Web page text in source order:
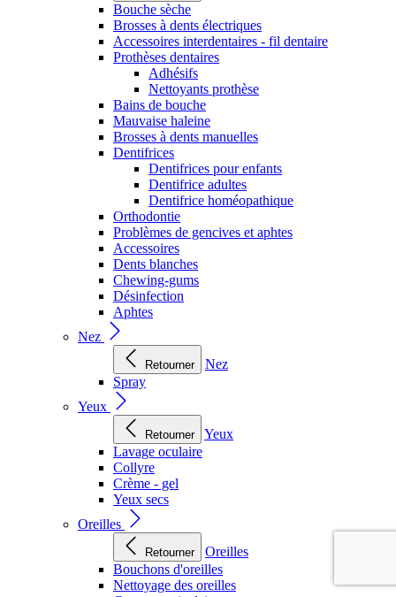
Bouche sèche
Brosses à dents électriques
Accessoires interdentaires - fil dentaire
Prothèses dentaires
Adhésifs
Nettoyants prothèse
Bains de bouche
Mauvaise haleine
Brosses à dents manuelles
Dentifrices
Dentifrices pour enfants
Dentifrice adultes
Dentifrice homéopathique
Orthodontie
Problèmes de gencives et aphtes
Accessoires
Dents blanches
Chewing-gums
Désinfection
Aphtes
Nez
Retourner
Nez
Spray
Yeux
Retourner
Yeux
Lavage oculaire
Collyre
Crème - gel
Yeux secs
Oreilles
Retourner
Oreilles
Bouchons d'oreilles
Nettoyage des oreilles